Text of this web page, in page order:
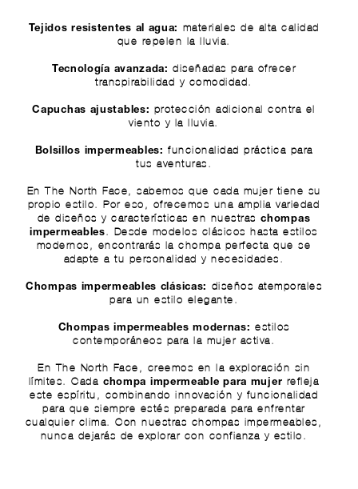
Tejidos resistentes al agua:
materiales de alta calidad
que repelen la lluvia.
Tecnología avanzada:
diseñadas para ofrecer
transpirabilidad y comodidad.
Capuchas ajustables:
protección adicional contra el
viento y la lluvia.
Bolsillos impermeables:
funcionalidad práctica para
tus aventuras.
En The North Face, sabemos que cada mujer tiene su
propio estilo. Por eso, ofrecemos una amplia variedad
de diseños y características en nuestraschompas
impermeables. Desde modelos clásicos hasta estilos
modernos, encontrarás la chompa perfecta que se
adapte a tu personalidad y necesidades.
Chompas impermeables clásicas:
diseños atemporales
para un estilo elegante.
Chompas impermeables modernas:
estilos
contemporáneos para la mujer activa.
En The North Face, creemos en la exploración sin
límites. Cada chompa impermeable para mujer refleja
este espíritu, combinando innovación y funcionalidad
para que siempre estés preparada para enfrentar
cualquier clima. Con nuestras chompas impermeables,
nunca dejarás de explorar con confianza y estilo.